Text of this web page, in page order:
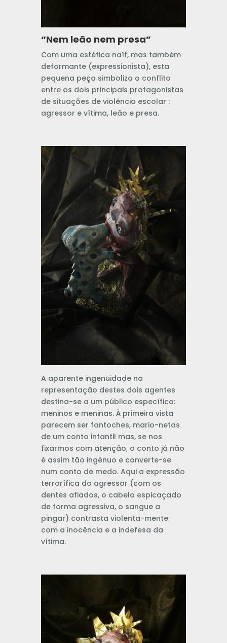
“Nem leão nem presa”
Com uma estética naíf, mas também
deformante (expressionista), esta
pequena peça simboliza o conflito
entre os dois principais protagonistas
de situações de violência escolar :
agressor e vítima, leão e presa.
A aparente ingenuidade na
representação destes dois agentes
destina-se a um público específico:
meninos e meninas. À primeira vista
parecem ser fantoches, mario-netas
de um conto infantil mas, se nos
fixarmos com atenção, o conto já não
é assim tão ingénuo e converte-se
num conto de medo. Aqui a expressão
terrorífica do agressor (com os
dentes afiados, o cabelo espicaçado
de forma agressiva, o sangue a
pingar) contrasta violenta-mente
com a inocência e a indefesa da
vítima.